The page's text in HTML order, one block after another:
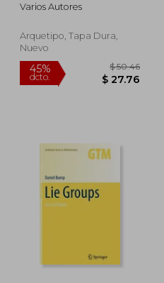
Varios Autores
Arquetipo, Tapa Dura,
Nuevo